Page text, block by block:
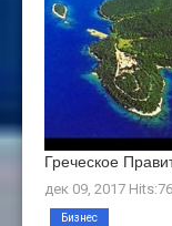
Греческое
дек 09, 2017
Бизнес